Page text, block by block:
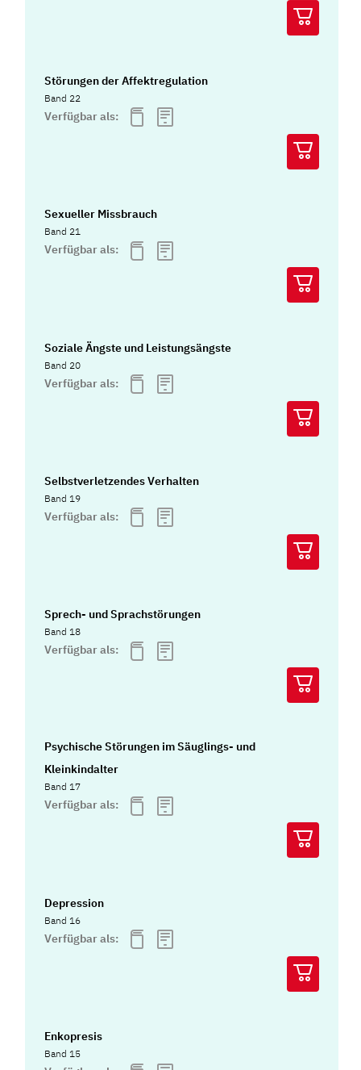
Störungen der Affektregulation
Band 22
Verfügbar als:
Sexueller Missbrauch
Band 21
Verfügbar als:
Soziale Ängste und Leistungsängste
Band 20
Verfügbar als:
Selbstverletzendes Verhalten
Band 19
Verfügbar als:
Sprech- und Sprachstörungen
Band 18
Verfügbar als:
Psychische Störungen im Säuglings- und
Kleinkindalter
Band 17
Verfügbar als:
Depression
Band 16
Verfügbar als:
Enkopresis
Band 15